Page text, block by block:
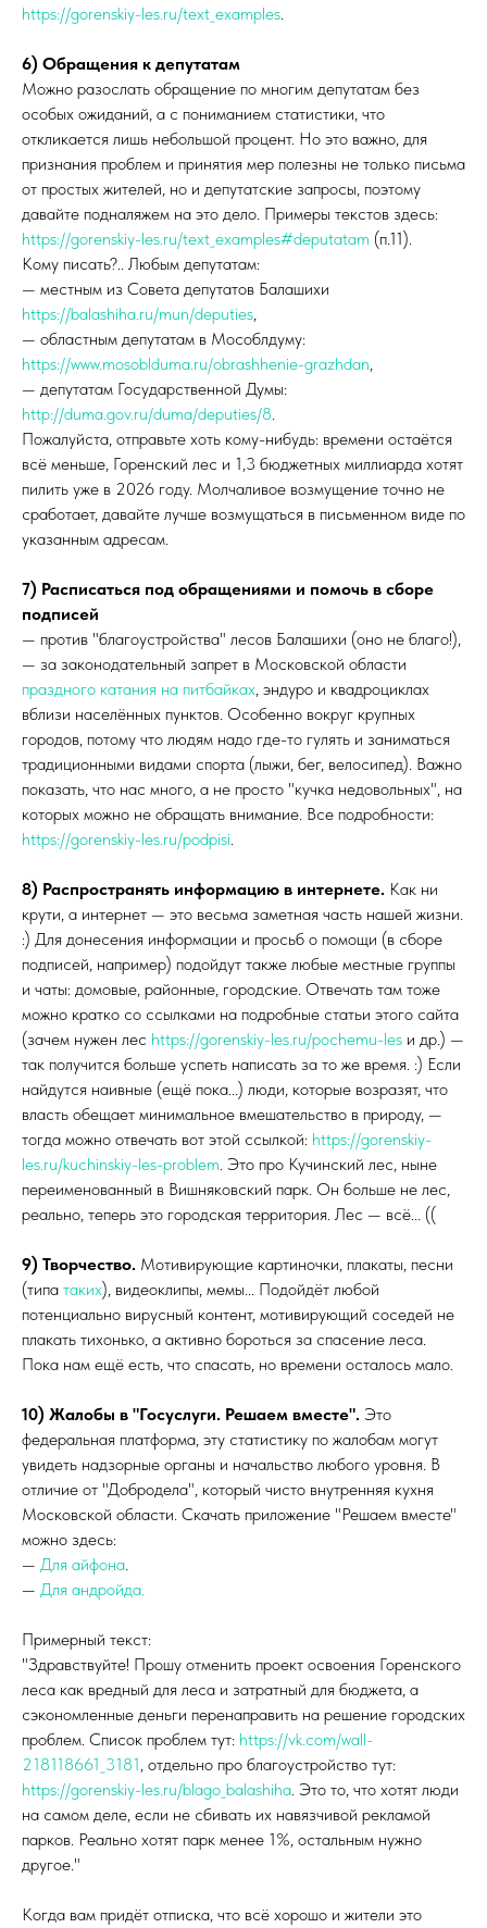
https://gorenskiy-les.ru/text_examples.
6) Обращения к депутатам
Можно разослать обращение по многим депутатам без
особых ожиданий, а с пониманием статистики, что
откликается лишь небольшой процент. Но это важно, для
признания проблем и принятия мер полезны не только письма
от простых жителей, но и депутатские запросы, поэтому
давайте подналяжем на это дело. Примеры текстов здесь:
https://gorenskiy-les.ru/text_examples#deputatam (п.11).
Кому писать?.. Любым депутатам:
— местным из Совета депутатов Балашихи
https://balashiha.ru/mun/deputies,
— областным депутатам в Мособлдуму:
https://www.mosoblduma.ru/obrashhenie-grazhdan,
— депутатам Государственной Думы:
http://duma.gov.ru/duma/deputies/8.
Пожалуйста, отправьте хоть кому-нибудь: времени остаётся
всё меньше, Горенский лес и 1,3 бюджетных миллиарда хотят
пилить уже в 2026 году. Молчаливое возмущение точно не
сработает, давайте лучше возмущаться в письменном виде по
указанным адресам.
7) Расписаться под обращениями и помочь в сборе
подписей
— против "благоустройства" лесов Балашихи (оно не благо!),
— за законодательный запрет в Московской области
праздного катания на питбайках, эндуро и квадроциклах
вблизи населённых пунктов. Особенно вокруг крупных
городов, потому что людям надо где-то гулять и заниматься
традиционными видами спорта (лыжи, бег, велосипед). Важно
показать, что нас много, а не просто "кучка недовольных", на
которых можно не обращать внимание. Все подробности:
https://gorenskiy-les.ru/podpisi.
8) Распространять информацию в интернете. Как ни
крути, а интернет — это весьма заметная часть нашей жизни.
:) Для донесения информации и просьб о помощи (в сборе
подписей, например) подойдут также любые местные группы
и чаты: домовые, районные, городские. Отвечать там тоже
можно кратко со ссылками на подробные статьи этого сайта
(зачем нужен лес https://gorenskiy-les.ru/pochemu-les и др.) —
так получится больше успеть написать за то же время. :) Если
найдутся наивные (ещё пока...) люди, которые возразят, что
власть обещает минимальное вмешательство в природу, —
тогда можно отвечать вот этой ссылкой: https://gorenskiy-
les.ru/kuchinskiy-les-problem. Это про Кучинский лес, ныне
переименованный в Вишняковский парк. Он больше не лес,
реально, теперь это городская территория. Лес — всё... ((
9) Творчество. Мотивирующие картиночки, плакаты, песни
(типа таких), видеоклипы, мемы... Подойдёт любой
потенциально вирусный контент, мотивирующий соседей не
плакать тихонько, а активно бороться за спасение леса.
Пока нам ещё есть, что спасать, но времени осталось мало.
10) Жалобы в "Госуслуги. Решаем вместе". Это
федеральная платформа, эту статистику по жалобам могут
увидеть надзорные органы и начальство любого уровня. В
отличие от "Добродела", который чисто внутренняя кухня
Московской области. Скачать приложение "Решаем вместе"
можно здесь:
— Для айфона.
— Для андройда.
Примерный текст:
"Здравствуйте! Прошу отменить проект освоения Горенского
леса как вредный для леса и затратный для бюджета, а
сэкономленные деньги перенаправить на решение городских
проблем. Список проблем тут: https://vk.com/wall-
218118661_3181, отдельно про благоустройство тут:
https://gorenskiy-les.ru/blago_balashiha. Это то, что хотят люди
на самом деле, если не сбивать их навязчивой рекламой
парков. Реально хотят парк менее 1%, остальным нужно
другое."
Когда вам придёт отписка, что всё хорошо и жители это